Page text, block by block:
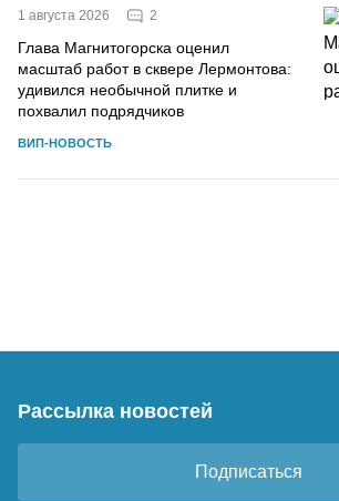
1 августа 2026 2
Глава Магнитогорска оценил
масштаб работ в сквере Лермонтова:
удивился необычной плитке и
похвалил подрядчиков
ВИП-НОВОСТЬ
Рассылка новостей
Подписаться